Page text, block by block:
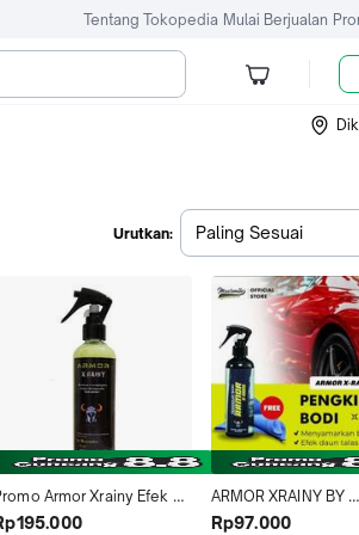
Tentang Tokopedia Mulai Berjualan
Urutkan: Paling Sesuai
Armor Xrainy Efek
Talas
ARMOR XRAINY BY
MOORMILES |
Rp97.000